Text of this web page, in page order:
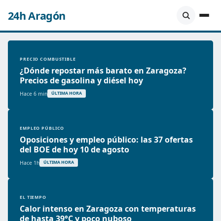
24h Aragón
PRECIO COMBUSTIBLE
¿Dónde repostar más barato en Zaragoza?
Precios de gasolina y diésel hoy
Hace 6 min ÚLTIMA HORA
EMPLEO PÚBLICO
Oposiciones y empleo público: las 37 ofertas
del BOE de hoy 10 de agosto
Hace 1h ÚLTIMA HORA
EL TIEMPO
Calor intenso en Zaragoza con temperaturas
de hasta 39°C y poco nuboso